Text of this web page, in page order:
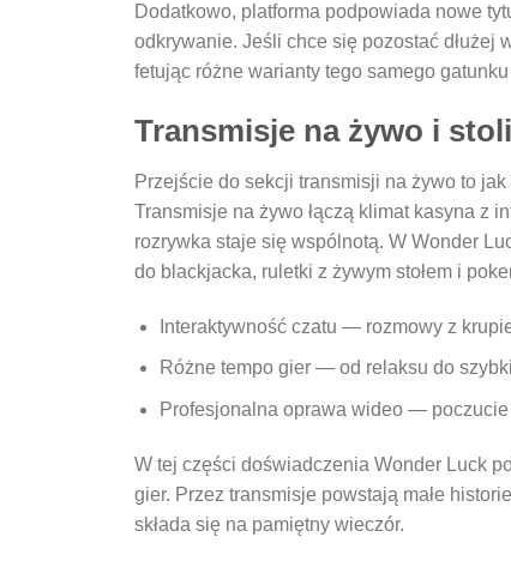
Dodatkowo, platforma podpowiada nowe
odkrywanie. Jeśli chce się pozostać dłużej
fetując różne warianty tego samego
Transmisje na żywo i
Przejście do sekcji transmisji na żywo to
Transmisje na żywo łączą klimat kasyna z
rozrywka staje się wspólnotą. W Wonder
do blackjacka, ruletki z żywym stołem i
Interaktywność czatu — rozmowy z
Różne tempo gier — od relaksu do
Profesjonalna oprawa wideo —
W tej części doświadczenia Wonder Luck
gier. Przez transmisje powstają małe
składa się na pamiętny wieczór.